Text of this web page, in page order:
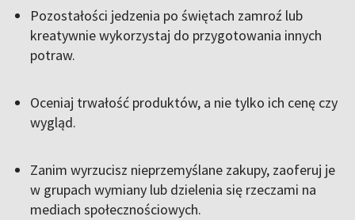
Pozostałości jedzenia po świętach zamroź lub
kreatywnie wykorzystaj do przygotowania innych
potraw.
Oceniaj trwałość produktów, a nie tylko ich cenę czy
wygląd.
Zanim wyrzucisz nieprzemyślane zakupy, zaoferuj je
w grupach wymiany lub dzielenia się rzeczami na
mediach społecznościowych.